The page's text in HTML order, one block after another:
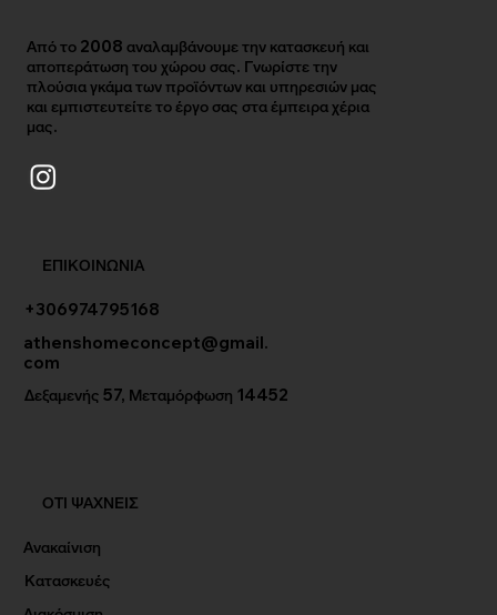
Από το 2008 αναλαμβάνουμε την κατασκευή και
αποπεράτωση του χώρου σας. Γνωρίστε την
πλούσια γκάμα των προϊόντων και υπηρεσιών μας
και εμπιστευτείτε το έργο σας στα έμπειρα χέρια
μας.
ΕΠΙΚΟΙΝΩΝΙΑ
+306974795168
athenshomeconcept@gmail.
com
Δεξαμενής 57, Μεταμόρφωση 14452
ΟΤΙ ΨΑΧΝΕΙΣ
Ανακαίνιση
Κατασκευές